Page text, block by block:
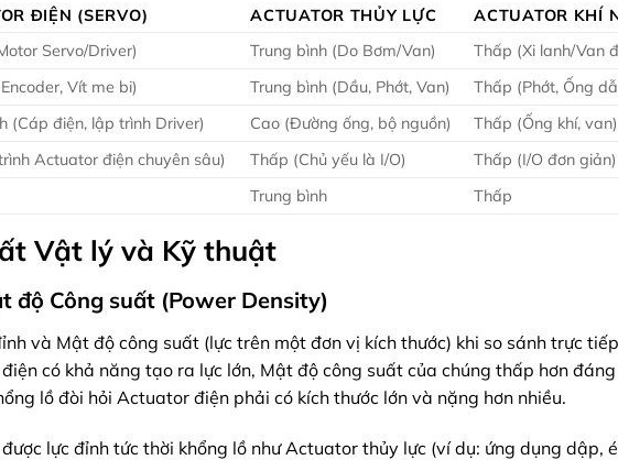
ĐIỆN (SERVO) ACTUATOR THỦY LỰC
ACTUATOR KHÍ
Servo/Driver) Trung bình (Do Bơm/Van)
Thấp (Xi lanh/Van
Vít me bi) Trung bình (Dầu, Phớt, Van)
Thấp (Phớt, Ống
(Cáp điện, lập trình Driver) Cao (Đường ống, bộ nguồn)
Thấp (Ống khí, van)
Actuator điện chuyên sâu) Thấp (Chủ yếu là I/O)
Thấp (I/O đơn giản)
Trung bình Thấp
Vật lý và Kỹ thuật
độ Công suất (Power Density)
và Mật độ công suất (lực trên một đơn vị kích thước) khi so sánh trực
có khả năng tạo ra lực lớn, Mật độ công suất của chúng thấp hơn đáng
lồ đòi hỏi Actuator điện phải có kích thước lớn và nặng hơn nhiều.
lực đỉnh tức thời khổng lồ như Actuator thủy lực (ví dụ: ứng dụng dập,